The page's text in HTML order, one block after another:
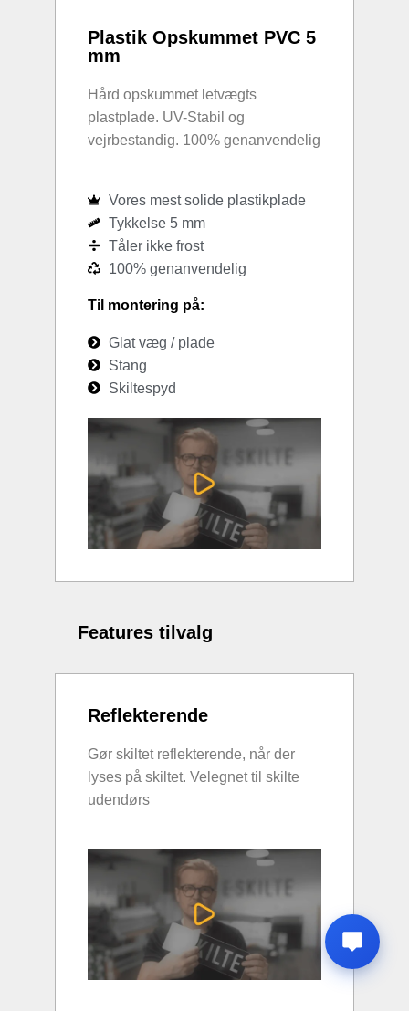
Plastik Opskummet PVC 5
mm
Hård opskummet letvægts
plastplade. UV-Stabil og
vejrbestandig. 100% genanvendelig
Vores mest solide plastikplade
Tykkelse 5 mm
Tåler ikke frost
100% genanvendelig
Til montering på:
Glat væg / plade
Stang
Skiltespyd
Features tilvalg
Reflekterende
Gør skiltet reflekterende, når der
lyses på skiltet. Velegnet til skilte
udendørs